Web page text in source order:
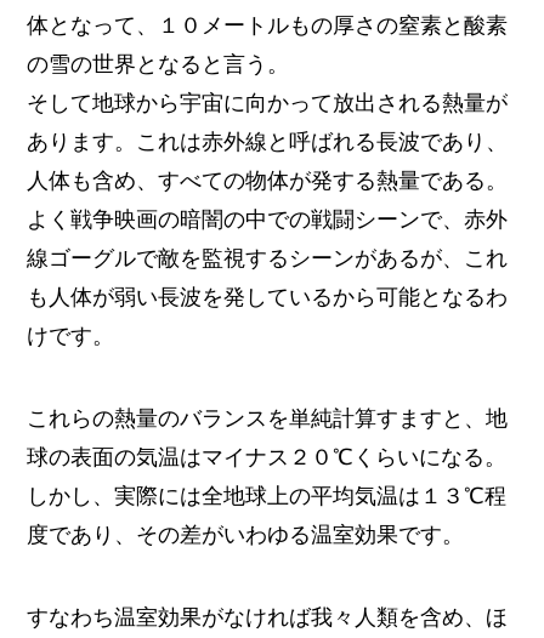
体となって、１０メートルもの厚さの窒素と酸素
の雪の世界となると言う。
そして地球から宇宙に向かって放出される熱量が
あります。これは赤外線と呼ばれる長波であり、
人体も含め、すべての物体が発する熱量である。
よく戦争映画の暗闇の中での戦闘シーンで、赤外
線ゴーグルで敵を監視するシーンがあるが、これ
も人体が弱い長波を発しているから可能となるわ
けです。
これらの熱量のバランスを単純計算すますと、地
球の表面の気温はマイナス２０℃くらいになる。
しかし、実際には全地球上の平均気温は１３℃程
度であり、その差がいわゆる温室効果です。
すなわち温室効果がなければ我々人類を含め、ほ